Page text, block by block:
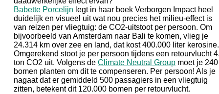
Babette Porcelijn legt in haar boek Verborgen Impact heel
duidelijk en visueel uit wat nou precies het milieu-effect is
van reizen per vliegtuig: de CO2-uitstoot per persoon. Om
bijvoorbeeld van Amsterdam naar Bali te komen, vlieg je
24.314 km over zee en land, dat kost 400.000 liter kerosine.
Omgerekend stoot je per persoon tijdens een retourvlucht
ton CO2 uit. Volgens de Climate Neutral Group moet je 240
bomen planten om dit te compenseren. Per persoon! Als je
nagaat dat er gemiddeld 500 passagiers in een vliegtuig
zitten, betekent dit 120.000 bomen per retourvlucht.